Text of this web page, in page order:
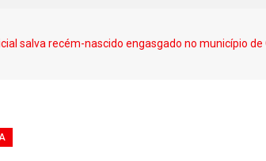
salva recém-nascido engasgado no município de